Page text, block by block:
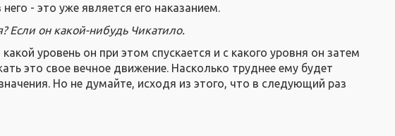
- это уже является его наказанием.
Если он какой-нибудь Чикатило.
уровень он при этом спускается и с какого уровня он затем
это свое вечное движение. Насколько труднее ему будет
Но не думайте, исходя из этого, что в следующий раз